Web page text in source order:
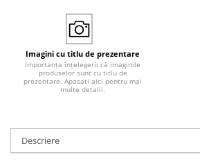
Imagini cu titlu de prezentare
Importanța înțelegerii că imaginile
produselor sunt cu titlu de
prezentare. Apasati aici pentru mai
multe detalii.
Descriere